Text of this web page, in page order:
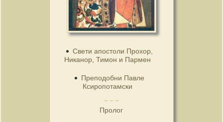
Свети апостоли Прохор,
Никанор, Тимон и Пармен
Преподобни Павле
Ксиропотамски
Пролог